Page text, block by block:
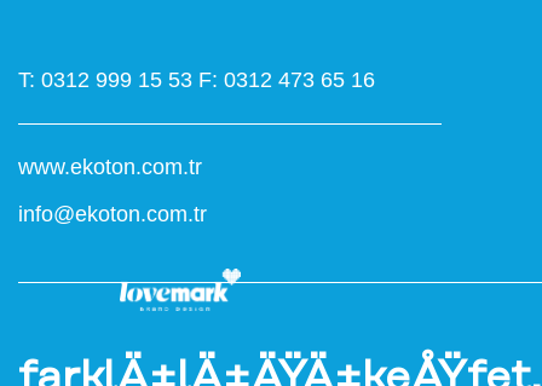
T: 0312 999 15 53 F: 0312 473 65 16
www.ekoton.com.tr
info@ekoton.com.tr